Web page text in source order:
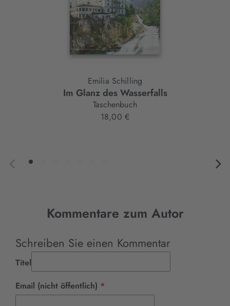
Emilia Schilling
Im Glanz des Wasserfalls
Taschenbuch
18,00 €
Kommentare zum Autor
Schreiben Sie einen Kommentar
Titel
Email (nicht öffentlich) *